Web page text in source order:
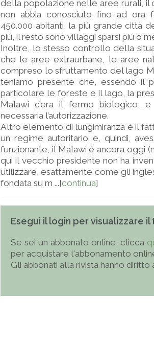
della popolazione nelle aree rurali, il
non abbia conosciuto fino ad ora
450.000 abitanti, la più grande città
più, il resto sono villaggi sparsi più o
Inoltre, lo stesso controllo della
che le aree extraurbane, le aree
compreso lo sfruttamento del lago
teniamo presente che, essendo il
particolare le foreste e il lago, la
Malawi c’era il fermo biologico,
necessaria l’autorizzazione.
Altro elemento di lungimiranza è il
un regime autoritario e, quindi,
funzionante, il Malawi è ancora oggi
qui il vecchio presidente non ha
utilizzare, esattamente come gli
fondata su m ...[continua]
Esegui il login per visualizzare
Se sei un abbonato online, clicca
per acquistare l'abbonamento
Gli abbonati alla rivista hanno